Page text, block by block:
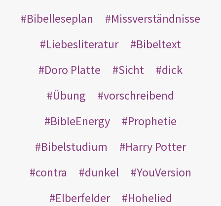
Bibelleseplan
Missverständnisse
Liebesliteratur
Bibeltext
Doro Platte
Sicht
dick
Übung
vorschreibend
BibleEnergy
Prophetie
Bibelstudium
Harry Potter
contra
dunkel
YouVersion
Elberfelder
Hohelied